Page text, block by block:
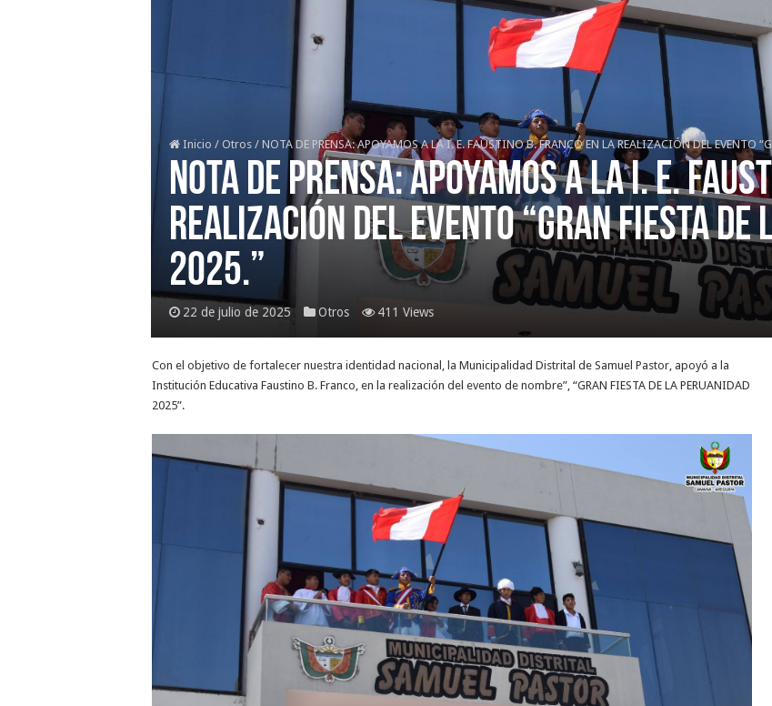
Inicio / Otros / NOTA DE PRENSA: APOYAMOS A LA I. E. FAUSTINO B. FRANCO EN LA REALIZACIÓN DEL EVENTO
NOTA DE PRENSA: APOYAMOS A LA I. E.
REALIZACIÓN DEL EVENTO “GRAN FIESTA DE
2025.”
22 de julio de 2025 Otros 411 Views
Con el objetivo de fortalecer nuestra identidad nacional, la Municipalidad Distrital de Samuel Pastor, apoyó a la
Institución Educativa Faustino B. Franco, en la realización del evento de nombre”, “GRAN FIESTA DE LA PERUANIDAD
2025”.